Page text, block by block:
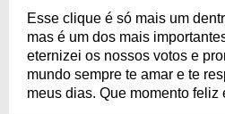
Esse clique é só mais um
mas é um dos mais
eternizei os nossos votos e
mundo sempre te amar e te
meus dias. Que momento feliz